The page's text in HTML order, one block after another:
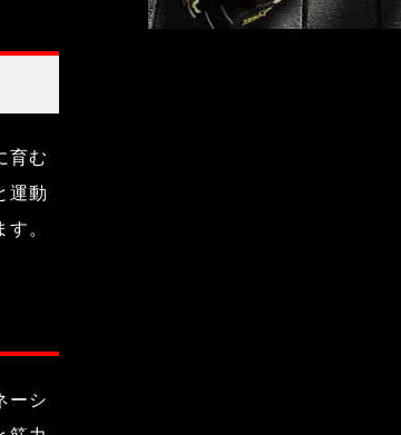
育む
運動
。
ーシ